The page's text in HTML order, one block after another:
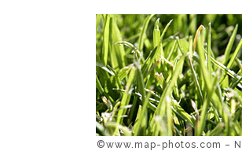
©www.map-photos.com –